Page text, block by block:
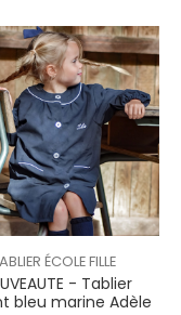
ÉCOLE FILLE
- Tablier
bleu marine Adèle